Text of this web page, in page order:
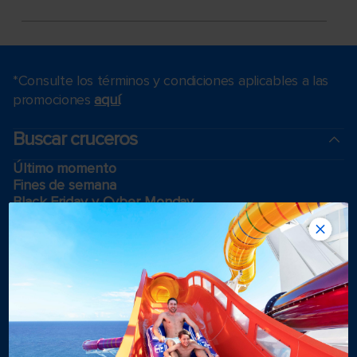
*Consulte los términos y condiciones aplicables a las
promociones aquí.
Buscar cruceros
Último momento
Fines de semana
Black Friday y Cyber Monday
Cruceros de vacaciones
Cruceros 2025-2026
Cruising guides
Los cruceros más grandes
Vacaciones en familia
Puertos del crucero cerca de mí
Bodas royal
Cruceros temáticos
Grupos